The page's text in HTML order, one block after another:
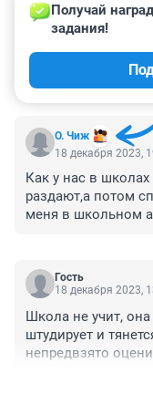
19 декабря 2023,
Нечего думать,
систему
все тестилки.
России очень
добавило.
О. Чиж
Получай
задания!
18 декабря 2023,
Как у нас в
раздают,а потом
меня в школьном
Институт с
не показатель!
Гость
18 декабря 2023,
Школа не учит,
штудирует и
непредвзято